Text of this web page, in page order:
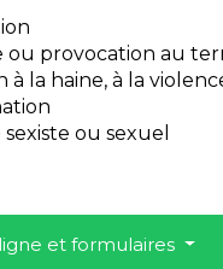
ou provocation au
à la haine, à la
ou sexuel
et formulaires